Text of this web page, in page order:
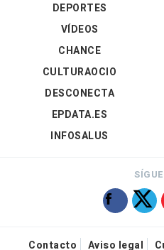
DEPORTES
VÍDEOS
CHANCE
CULTURAOCIO
DESCONECTA
EPDATA.ES
INFOSALUS
Contacto Aviso legal